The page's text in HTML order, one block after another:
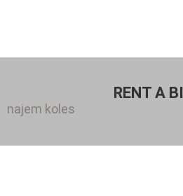
RENT A
najem koles